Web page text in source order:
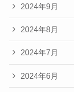
2024年9月
2024年8月
2024年7月
2024年6月